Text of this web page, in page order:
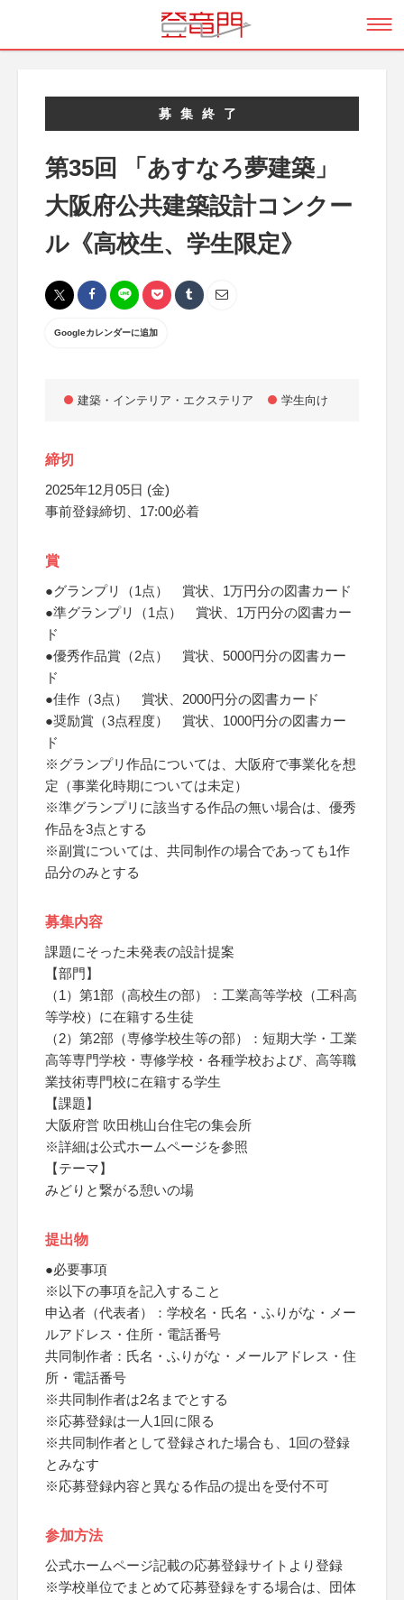
募集終了
第35回 「あすなろ夢建築」
大阪府公共建築設計コンクー
ル《高校生、学生限定》
Googleカレンダーに追加
建築・インテリア・エクステリア 学生向け
締切
2025年12月05日 (金)
事前登録締切、17:00必着
賞
●グランプリ（1点） 賞状、1万円分の図書カード
●準グランプリ（1点） 賞状、1万円分の図書カー
ド
●優秀作品賞（2点） 賞状、5000円分の図書カー
ド
●佳作（3点） 賞状、2000円分の図書カード
●奨励賞（3点程度） 賞状、1000円分の図書カー
ド
※グランプリ作品については、大阪府で事業化を想
定（事業化時期については未定）
※準グランプリに該当する作品の無い場合は、優秀
作品を3点とする
※副賞については、共同制作の場合であっても1作
品分のみとする
募集内容
課題にそった未発表の設計提案
【部門】
（1）第1部（高校生の部）：工業高等学校（工科高
等学校）に在籍する生徒
（2）第2部（専修学校生等の部）：短期大学・工業
高等専門学校・専修学校・各種学校および、高等職
業技術専門校に在籍する学生
【課題】
大阪府営 吹田桃山台住宅の集会所
※詳細は公式ホームページを参照
【テーマ】
みどりと繋がる憩いの場
提出物
●必要事項
※以下の事項を記入すること
申込者（代表者）：学校名・氏名・ふりがな・メー
ルアドレス・住所・電話番号
共同制作者：氏名・ふりがな・メールアドレス・住
所・電話番号
※共同制作者は2名までとする
※応募登録は一人1回に限る
※共同制作者として登録された場合も、1回の登録
とみなす
※応募登録内容と異なる作品の提出を受付不可
参加方法
公式ホームページ記載の応募登録サイトより登録
※学校単位でまとめて応募登録をする場合は、団体